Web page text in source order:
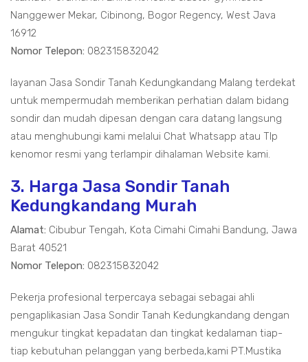
Nanggewer Mekar, Cibinong, Bogor Regency, West Java
16912
Nomor Telepon: 082315832042
layanan Jasa Sondir Tanah Kedungkandang Malang terdekat
untuk mempermudah memberikan perhatian dalam bidang
sondir dan mudah dipesan dengan cara datang langsung
atau menghubungi kami melalui Chat Whatsapp atau Tlp
kenomor resmi yang terlampir dihalaman Website kami.
3. Harga Jasa Sondir Tanah
Kedungkandang Murah
Alamat: Cibubur Tengah, Kota Cimahi Cimahi Bandung, Jawa
Barat 40521
Nomor Telepon: 082315832042
Pekerja profesional terpercaya sebagai sebagai ahli
pengaplikasian Jasa Sondir Tanah Kedungkandang dengan
mengukur tingkat kepadatan dan tingkat kedalaman tiap-
tiap kebutuhan pelanggan yang berbeda,kami PT.Mustika